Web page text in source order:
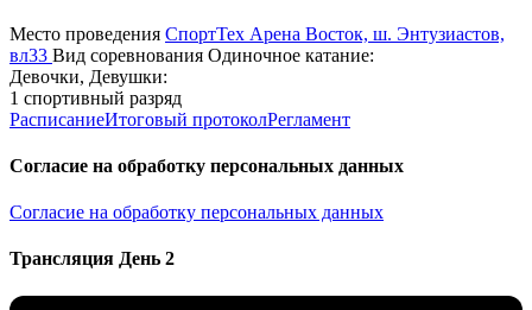
Место проведения СпортТех Арена Восток, ш. Энтузиастов,
вл33 Вид соревнования Одиночное катание:
Девочки, Девушки:
1 спортивный разряд
РасписаниеИтоговый протоколРегламент
Согласие на обработку персональных данных
Согласие на обработку персональных данных
Трансляция День 2